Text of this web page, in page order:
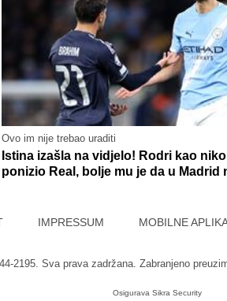
Ovo im nije trebao uraditi
Istina izašla na vidjelo! Rodri kao
ponizio Real, bolje mu je da u Madrid
IMPRESSUM MOBILNE
2195. Sva prava zadržana. Zabranjeno
Osigurava Sikra Security